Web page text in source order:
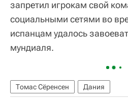
запретил игрокам свой
социальными сетями во
испанцам удалось
мундиаля.
Томас Сёренсен Дания